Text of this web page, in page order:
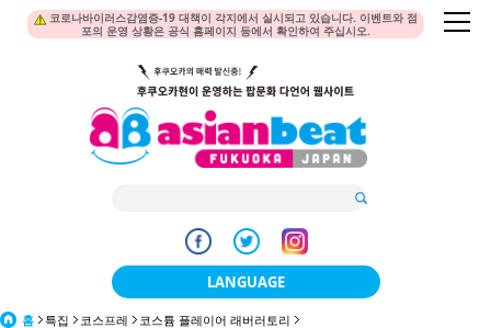
코로나바이러스감염증-19 대책이 각지에서 실시되고 있습니다. 이벤트와 점
포의 운영 상황은 공식 홈페이지 등에서 확인하여 주십시오.
LANGUAGE
日本語
홈 특집 코스프레
코스튬 플레이어 래버러토리